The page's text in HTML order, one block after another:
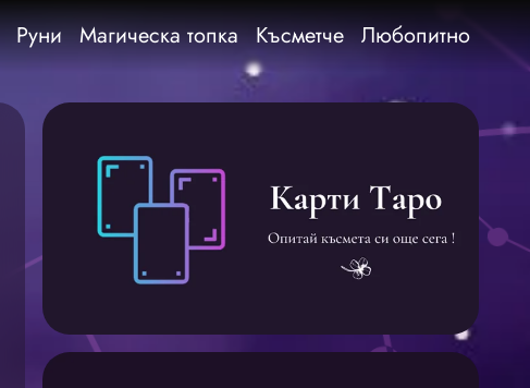
Руни Магическа топка Късметче Любопитно